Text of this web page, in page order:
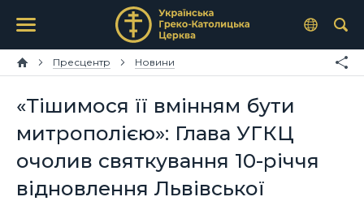
Пресцентр Новини
«Тішимося її вмінням бути
митрополією»: Глава УГКЦ
очолив святкування 10-річчя
відновлення Львівської